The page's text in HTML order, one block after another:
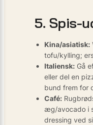
5. Spis-
Kina/asiatisk:
tofu/kylling;
Italiensk: Gå
eller del en
bund frem for
Café:
æg/avocado i
dressing ved